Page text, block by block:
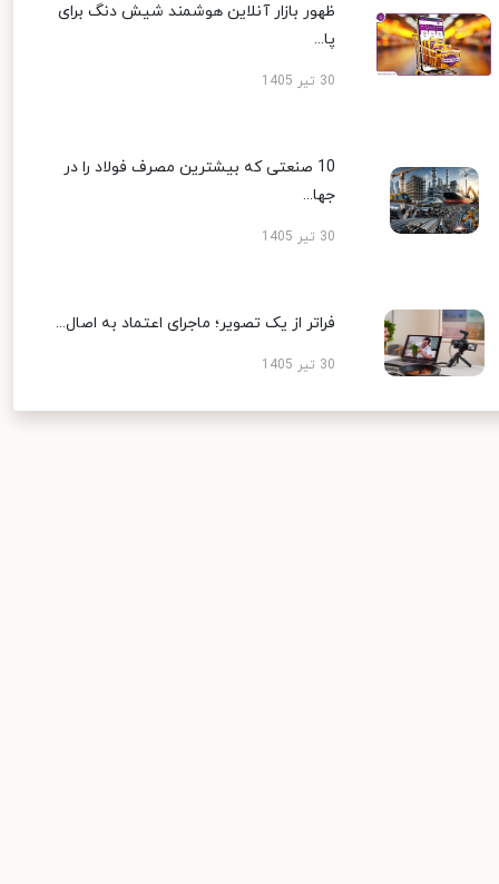
ظهور بازار آنلاین هوشمند شیش دنگ برای
پا...
30 تیر 1405
10 صنعتی که بیشترین مصرف فولاد را در
جها...
30 تیر 1405
فراتر از یک تصویر؛ ماجرای اعتماد به اصال...
30 تیر 1405